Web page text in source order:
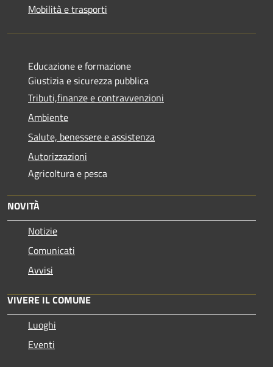
Mobilità e trasporti
Educazione e formazione
Giustizia e sicurezza pubblica
Tributi,finanze e contravvenzioni
Ambiente
Salute, benessere e assistenza
Autorizzazioni
Agricoltura e pesca
NOVITÀ
Notizie
Comunicati
Avvisi
VIVERE IL COMUNE
Luoghi
Eventi